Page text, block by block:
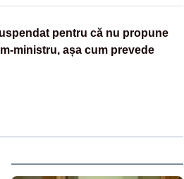
pentru că nu propune
ministru, așa cum prevede